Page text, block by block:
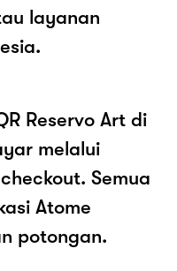
layanan
Reservo Art di
melalui
Semua
Atome
potongan.